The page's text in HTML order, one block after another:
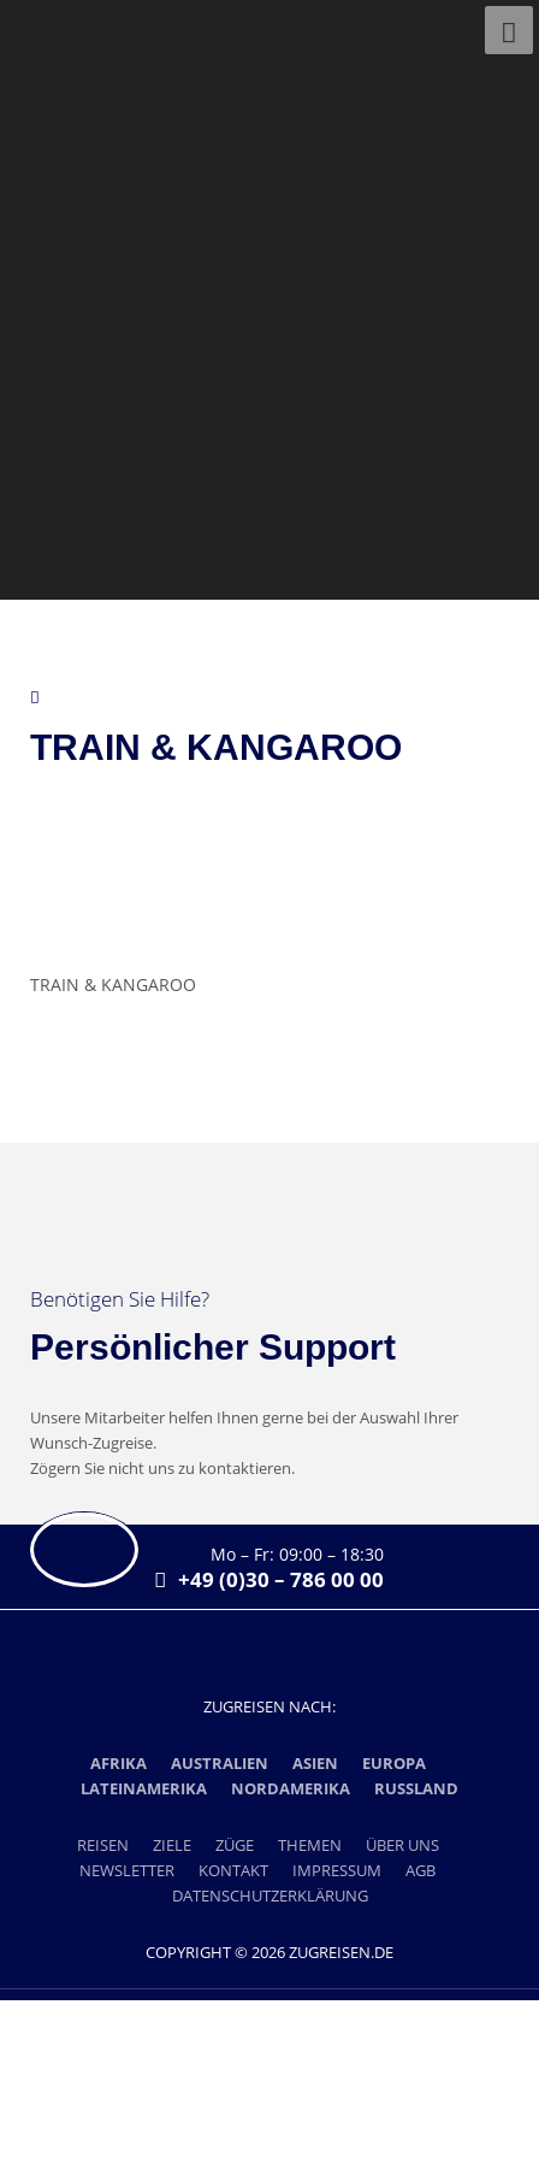
TRAIN & KANGAROO
TRAIN & KANGAROO
Benötigen Sie Hilfe?
Persönlicher Support
Unsere Mitarbeiter helfen Ihnen gerne bei der Auswahl Ihrer
Wunsch-Zugreise.
Zögern Sie nicht uns zu kontaktieren.
Mo – Fr: 09:00 – 18:30
+49 (0)30 – 786 00 00
ZUGREISEN NACH:
AFRIKA AUSTRALIEN ASIEN
EUROPA
LATEINAMERIKA
NORDAMERIKA RUSSLAND
REISEN ZIELE ZÜGE THEMEN
ÜBER UNS
NEWSLETTER
KONTAKT IMPRESSUM
AGB
DATENSCHUTZERKLÄRUNG
COPYRIGHT © 2026 ZUGREISEN.DE